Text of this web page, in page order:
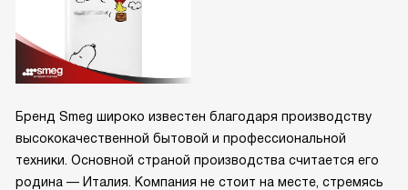
Бренд Smeg широко известен благодаря производству
высококачественной бытовой и профессиональной
техники. Основной страной производства считается его
родина — Италия. Компания не стоит на месте, стремясь